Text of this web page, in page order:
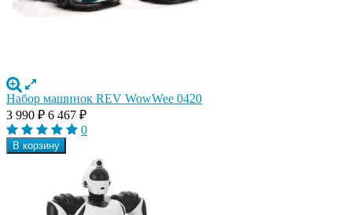
Набор машинок REV WowWee 0420
3 990 ₽ 6 467 ₽
0
В корзину